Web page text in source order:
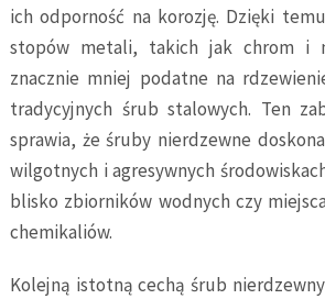
ich odporność na korozję. Dzięki
stopów metali, takich jak chrom i
znacznie mniej podatne na
tradycyjnych śrub stalowych. Ten
sprawia, że śruby nierdzewne
wilgotnych i agresywnych
blisko zbiorników wodnych czy
chemikaliów.
Kolejną istotną cechą śrub